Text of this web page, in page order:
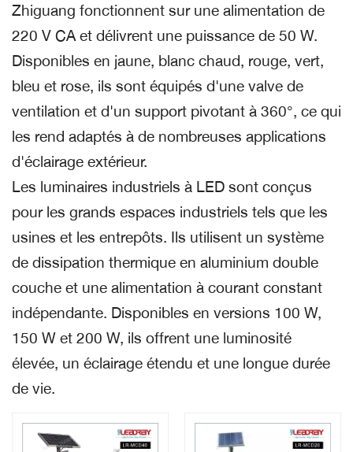
Zhiguang fonctionnent sur une alimentation de
220 V CA et délivrent une puissance de 50 W.
Disponibles en jaune, blanc chaud, rouge, vert,
bleu et rose, ils sont équipés d'une valve de
ventilation et d'un support pivotant à 360°, ce qui
les rend adaptés à de nombreuses applications
d'éclairage extérieur.
Les luminaires industriels à LED sont conçus
pour les grands espaces industriels tels que les
usines et les entrepôts. Ils utilisent un système
de dissipation thermique en aluminium double
couche et une alimentation à courant constant
indépendante. Disponibles en versions 100 W,
150 W et 200 W, ils offrent une luminosité
élevée, un éclairage étendu et une longue durée
de vie.